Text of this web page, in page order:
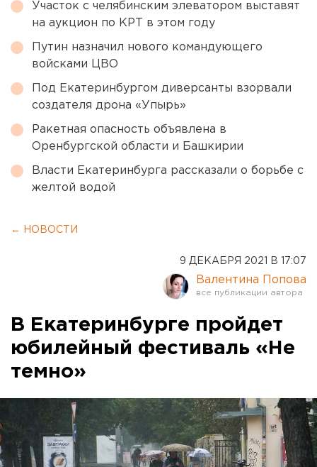
Участок с челябинским элеватором выставят
на аукцион по КРТ в этом году
Путин назначил нового командующего
войсками ЦВО
Под Екатеринбургом диверсанты взорвали
создателя дрона «Упырь»
Ракетная опасность объявлена в
Оренбургской области и Башкирии
Власти Екатеринбурга рассказали о борьбе с
желтой водой
← НОВОСТИ
9 ДЕКАБРЯ 2021 В 17:07
Валентина Попова
В Екатеринбурге пройдет
юбилейный фестиваль «Не
темно»